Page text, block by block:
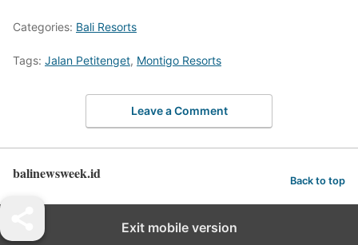
Categories: Bali Resorts
Tags: Jalan Petitenget, Montigo Resorts
Leave a Comment
balinewsweek.id Back to top
Exit mobile version